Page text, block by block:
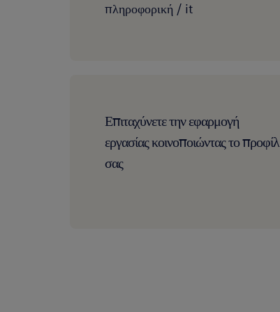
πληροφορική / it
Επιταχύνετε την εφαρμογή
εργασίας κοινοποιώντας το προφίλ
σας